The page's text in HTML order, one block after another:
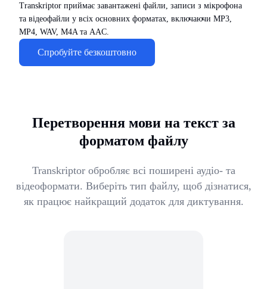
Transkriptor приймає завантажені файли, записи з мікрофона
та відеофайли у всіх основних форматах, включаючи MP3,
MP4, WAV, M4A та AAC.
Спробуйте безкоштовно
Перетворення мови на текст за
форматом файлу
Transkriptor обробляє всі поширені аудіо- та
відеоформати. Виберіть тип файлу, щоб дізнатися,
як працює найкращий додаток для диктування.